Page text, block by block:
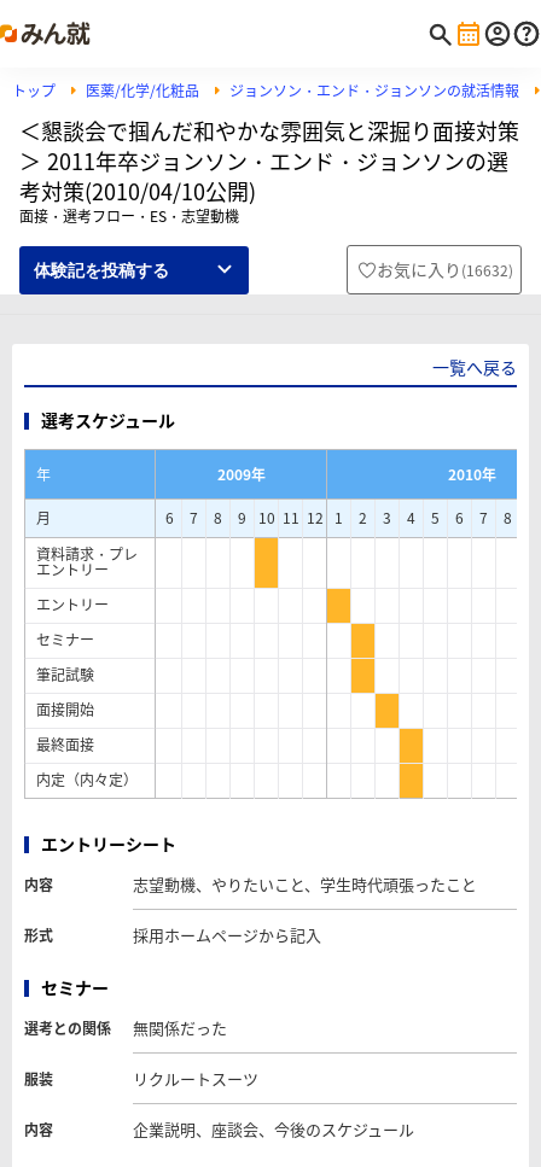
トップ 医薬/化学/化粧品 ジョンソン・エンド・ジョンソンの就活情報
＜懇談会で掴んだ和やかな雰囲気と深掘り面接対策
＞ 2011年卒ジョンソン・エンド・ジョンソンの選
考対策(2010/04/10公開)
面接・選考フロー・ES・志望動機
体験記を投稿する お気に入り (16632)
一覧へ戻る
選考スケジュール
年 2009年
2010年
月
6 7 8 9 10 11 12 1 2 3 4 5 6 7 8
資料請求・プレ
エントリー
エントリー
セミナー
筆記試験
面接開始
最終面接
内定（内々定）
エントリーシート
内容 志望動機、やりたいこと、学生時代頑張ったこと
形式 採用ホームページから記入
セミナー
選考との関係 無関係だった
服装 リクルートスーツ
内容 企業説明、座談会、今後のスケジュール